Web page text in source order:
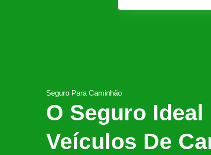
Seguro Para Caminhão
O Seguro Ideal
Veículos De